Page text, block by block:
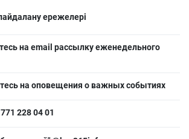
ережелері
на email рассылку еженедельного
на оповещения о важных событиях
228 04 01